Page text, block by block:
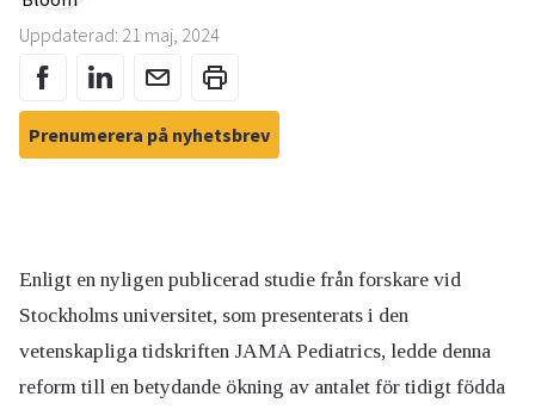
Uppdaterad: 21 maj, 2024
Prenumerera på nyhetsbrev
Enligt en nyligen publicerad studie från forskare vid
Stockholms universitet, som presenterats i den
vetenskapliga tidskriften JAMA Pediatrics, ledde denna
reform till en betydande ökning av antalet för tidigt födda